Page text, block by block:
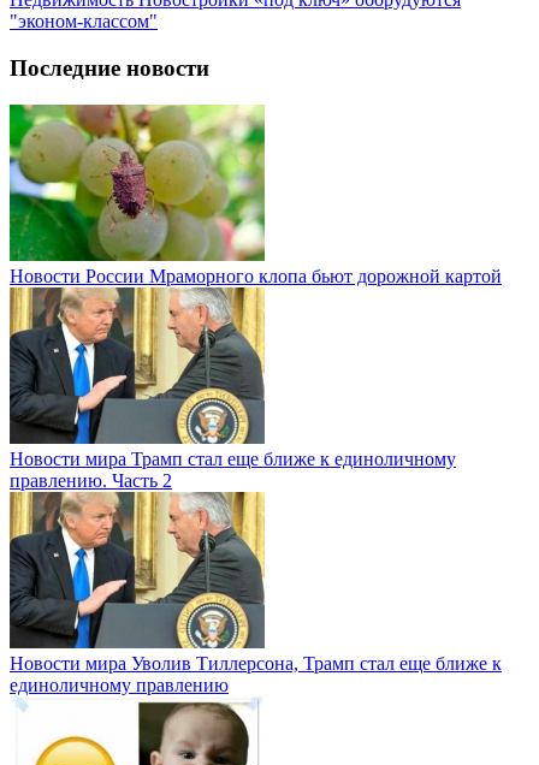
"эконом-классом"
Последние новости
Новости России Мраморного клопа бьют дорожной картой
Новости мира Трамп стал еще ближе к единоличному
правлению. Часть 2
Новости мира Уволив Тиллерсона, Трамп стал еще ближе к
единоличному правлению